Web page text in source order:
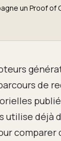
un Proof of
de
utilise déjà
comparer